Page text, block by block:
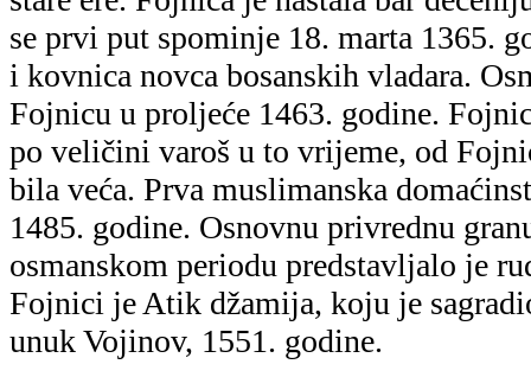
se prvi put spominje 18. marta 1365.
i kovnica novca bosanskih vladara.
Fojnicu u proljeće 1463. godine.
po veličini varoš u to vrijeme, od
bila veća. Prva muslimanska
1485. godine. Osnovnu privrednu
osmanskom periodu predstavljalo je
Fojnici je Atik džamija, koju je
unuk Vojinov, 1551. godine.